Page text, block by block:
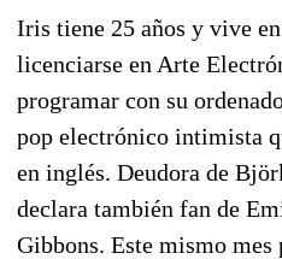
Iris tiene 25 años y vive
licenciarse en Arte
programar con su
pop electrónico intimista
en inglés. Deudora de
declara también fan de
Gibbons. Este mismo mes